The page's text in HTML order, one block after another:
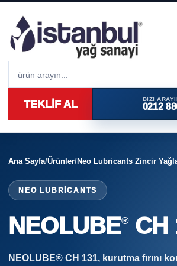
BIZI
0212
TEKLİF AL
Ana Sayfa/Ürünler/Neo Lubricants Zincir
NEO LUBRICANTS
NEOLUBE® CH
NEOLUBE® CH 131, kurutma fırını